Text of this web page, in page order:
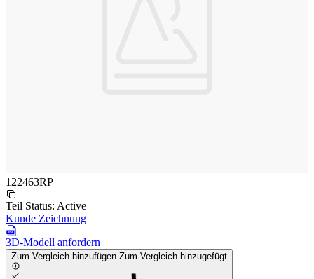
122463RP
Teil Status: Active
Kunde Zeichnung
3D-Modell anfordern
Zum Vergleich hinzufügen Zum Vergleich hinzugefügt